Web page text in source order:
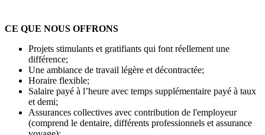
CE QUE NOUS OFFRONS
Projets stimulants et gratifiants qui font réellement une
différence;
Une ambiance de travail légère et décontractée;
Horaire flexible;
Salaire payé à l’heure avec temps supplémentaire payé à taux
et demi;
Assurances collectives avec contribution de l'employeur
(comprend le dentaire, différents professionnels et assurance